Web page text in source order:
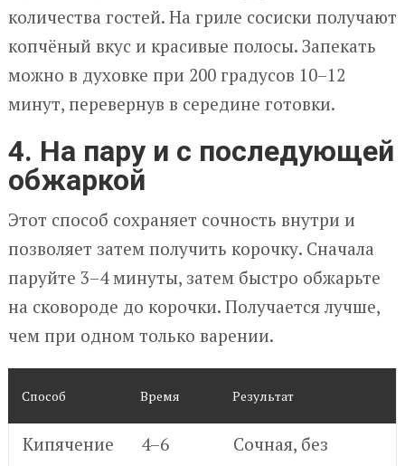
количества гостей. На гриле сосиски получают
копчёный вкус и красивые полосы. Запекать
можно в духовке при 200 градусов 10–12
минут, перевернув в середине готовки.
4. На пару и с последующей
обжаркой
Этот способ сохраняет сочность внутри и
позволяет затем получить корочку. Сначала
паруйте 3–4 минуты, затем быстро обжарьте
на сковороде до корочки. Получается лучше,
чем при одном только варении.
Способ Время Результат
Кипячение
4–6
Сочная, без